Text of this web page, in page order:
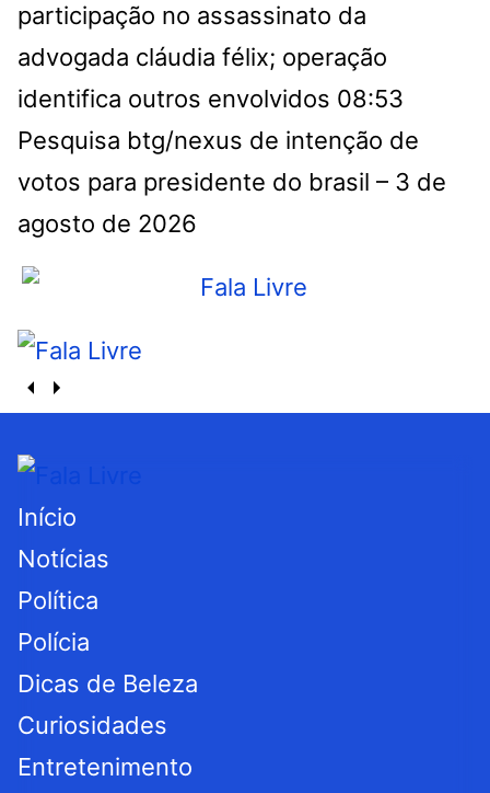
participação no assassinato da
advogada cláudia félix; operação
identifica outros envolvidos 08:53
Pesquisa btg/nexus de intenção de
votos para presidente do brasil – 3 de
agosto de 2026
Início
Notícias
Política
Polícia
Dicas de Beleza
Curiosidades
Entretenimento